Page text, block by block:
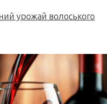
урожай волоського